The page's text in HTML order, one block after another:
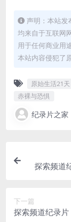
声明：本站发
均来自于互联网
用于任何商业用
本站内容侵犯了
原始生活21天
赤裸与恐惧
纪录片之家
探索频道
下一篇
探索频道纪录